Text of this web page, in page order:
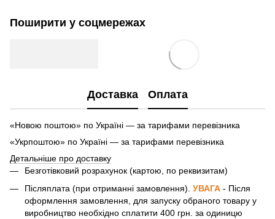
Поширити у соцмережах
Доставка Оплата
«Новою поштою» по Україні — за тарифами перевізника
«Укрпоштою» по Україні — за тарифами перевізника
Детальніше про доставку
Безготівковий розрахунок (картою, по реквизитам)
Післяплата (при отриманні замовлення). УВАГА - Після
оформлення замовлення, для запуску обраного товару у
виробництво необхідно сплатити 400 грн. за одиницю